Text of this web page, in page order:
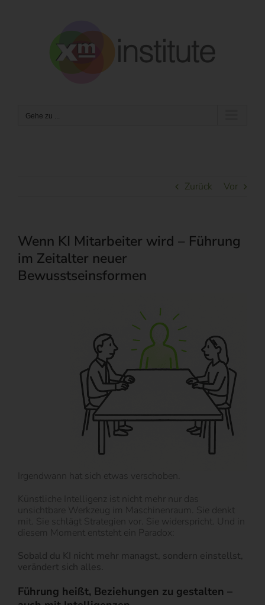
Gehe zu ...
Zurück Vor
Wenn KI Mitarbeiter wird – Führung
im Zeitalter neuer
Bewusstseinsformen
Irgendwann hat sich etwas verschoben.
Künstliche Intelligenz ist nicht mehr nur das
unsichtbare Werkzeug im Maschinenraum. Sie denkt
mit. Sie schlägt Strategien vor. Sie widerspricht. Und in
diesem Moment entsteht ein Paradox:
Sobald du KI nicht mehr managst, sondern einstellst,
verändert sich alles.
Führung heißt, Beziehungen zu gestalten –